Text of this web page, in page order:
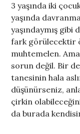
3 yaşında iki
yaşında
yaşındaymış gibi
fark görülecektir
muhtemelen.
sorun değil. Bir
tanesinin hala
düşünürseniz,
çirkin
da burada